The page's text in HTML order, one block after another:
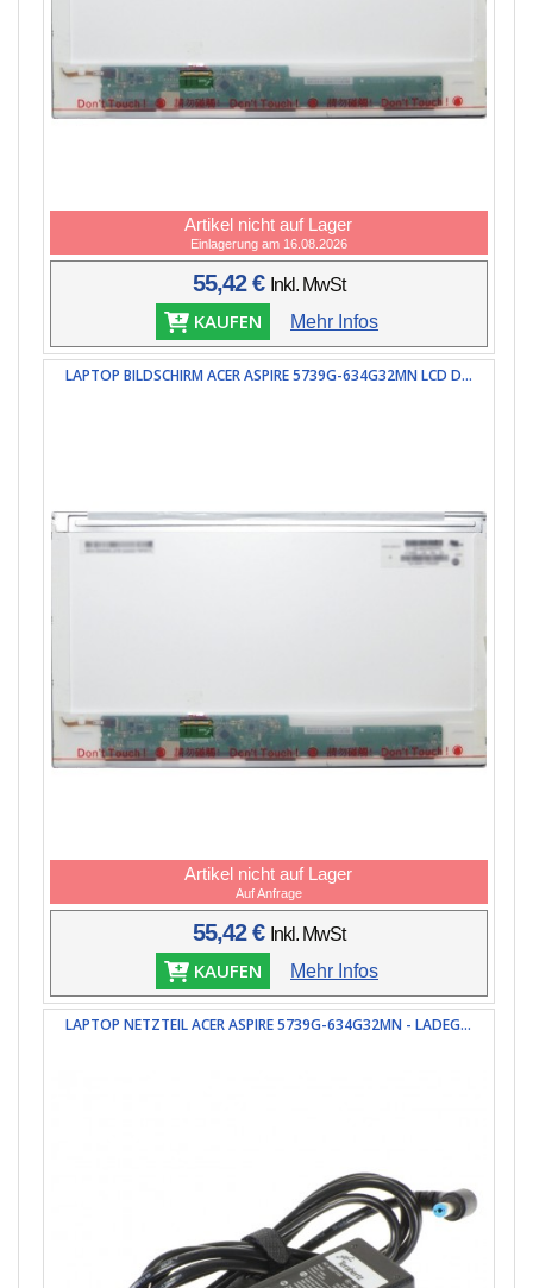
Artikel nicht auf Lager
Einlagerung am 16.08.2026
55,42 € Inkl. MwSt
KAUFEN Mehr Infos
LAPTOP BILDSCHIRM ACER ASPIRE 5739G-634G32MN LCD D...
Artikel nicht auf Lager
Auf Anfrage
55,42 € Inkl. MwSt
KAUFEN Mehr Infos
LAPTOP NETZTEIL ACER ASPIRE 5739G-634G32MN - LADEG...